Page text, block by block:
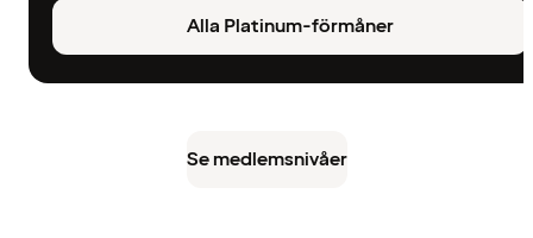
Alla Platinum-förmåner
Se medlemsnivåer